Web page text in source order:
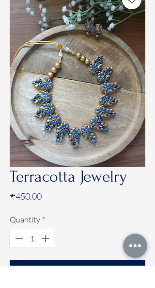
Terracotta Jewelry
₹450.00Price
Quantity *